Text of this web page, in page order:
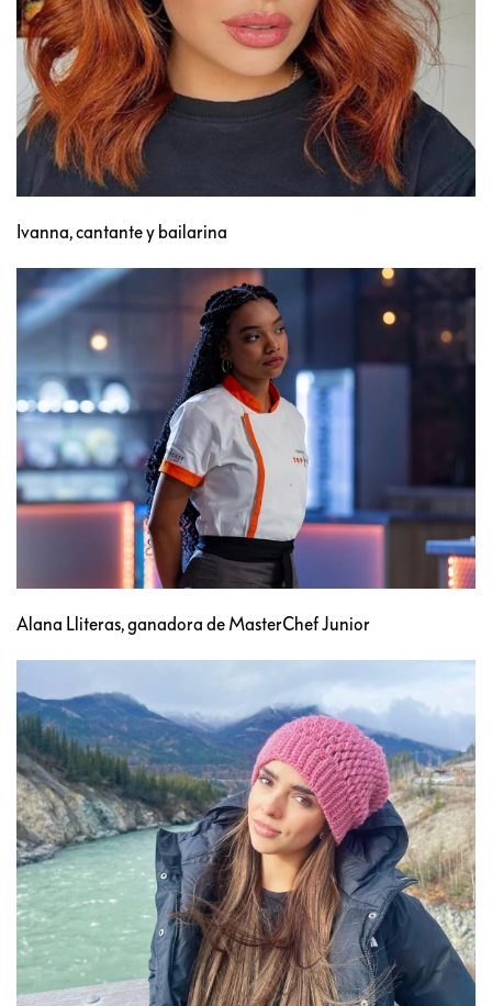
Ivanna, cantante y bailarina
Alana Lliteras, ganadora de MasterChef Junior